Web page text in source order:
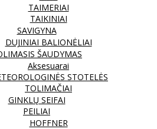
TAIMERIAI
TAIKINIAI
SAVIGYNA
DUJINIAI BALIONĖLIAI
ŠAUDYMAS
Aksesuarai
STOTELĖS
TOLIMAČIAI
GINKLŲ SEIFAI
PEILIAI
HOFFNER